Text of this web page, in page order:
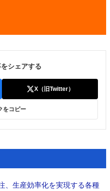
シェアする
X（旧Twitter）
をコピー
生産効率化を実現する各種